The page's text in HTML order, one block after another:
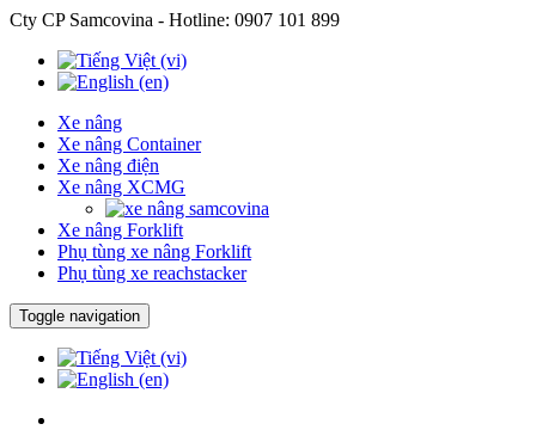
Cty CP Samcovina - Hotline: 0907 101 899
Xe nâng
Xe nâng Container
Xe nâng điện
Xe nâng XCMG
Xe nâng Forklift
Phụ tùng xe nâng Forklift
Phụ tùng xe reachstacker
Toggle navigation